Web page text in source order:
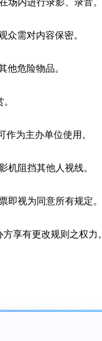
需对内容保密。
危险物品。
为主办单位使用。
机阻挡其他人视线。
即视为同意所有规定。
享有更改规则之权力。